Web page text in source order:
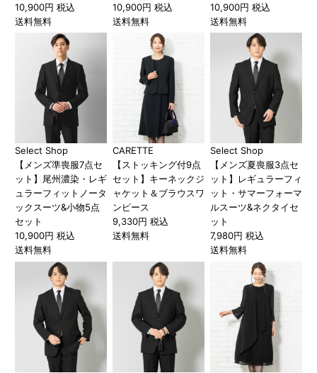
10,900円 税込
送料無料
10,900円 税込
送料無料
10,900円 税込
送料無料
Select Shop
【メンズ準喪服7点セ
ット】尾州濃染・レギ
ュラーフィットノータ
ックスーツ&小物5点
セット
10,900円 税込
送料無料
CARETTE
【ストッキング付9点
セット】キーネックジ
ャケット＆ブラウスワ
ンピース
9,330円 税込
送料無料
Select Shop
【メンズ夏喪服3点セ
ット】レギュラーフィ
ット・サマーフォーマ
ルスーツ&ネクタイセ
ット
7,980円 税込
送料無料